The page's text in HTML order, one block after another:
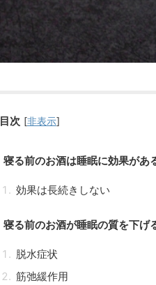
目次 [非表示]
寝る前のお酒は睡眠に効果があ
効果は長続きしない
寝る前のお酒が睡眠の質を下げ
脱水症状
筋弛緩作用